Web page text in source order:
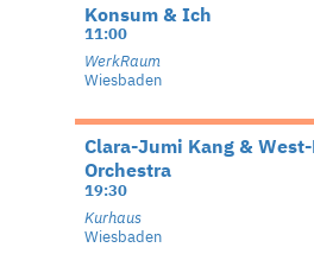
Konsum & Ich
11:00
WerkRaum
Wiesbaden
Clara-Jumi Kang &
Orchestra
19:30
Kurhaus
Wiesbaden